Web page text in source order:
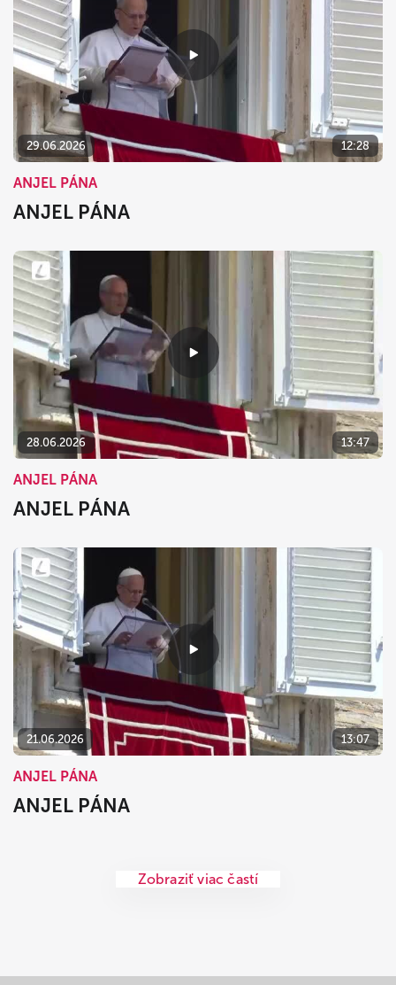
29.06.2026 12:28
ANJEL PÁNA
ANJEL PÁNA
28.06.2026 13:47
ANJEL PÁNA
ANJEL PÁNA
21.06.2026 13:07
ANJEL PÁNA
ANJEL PÁNA
Zobraziť viac častí